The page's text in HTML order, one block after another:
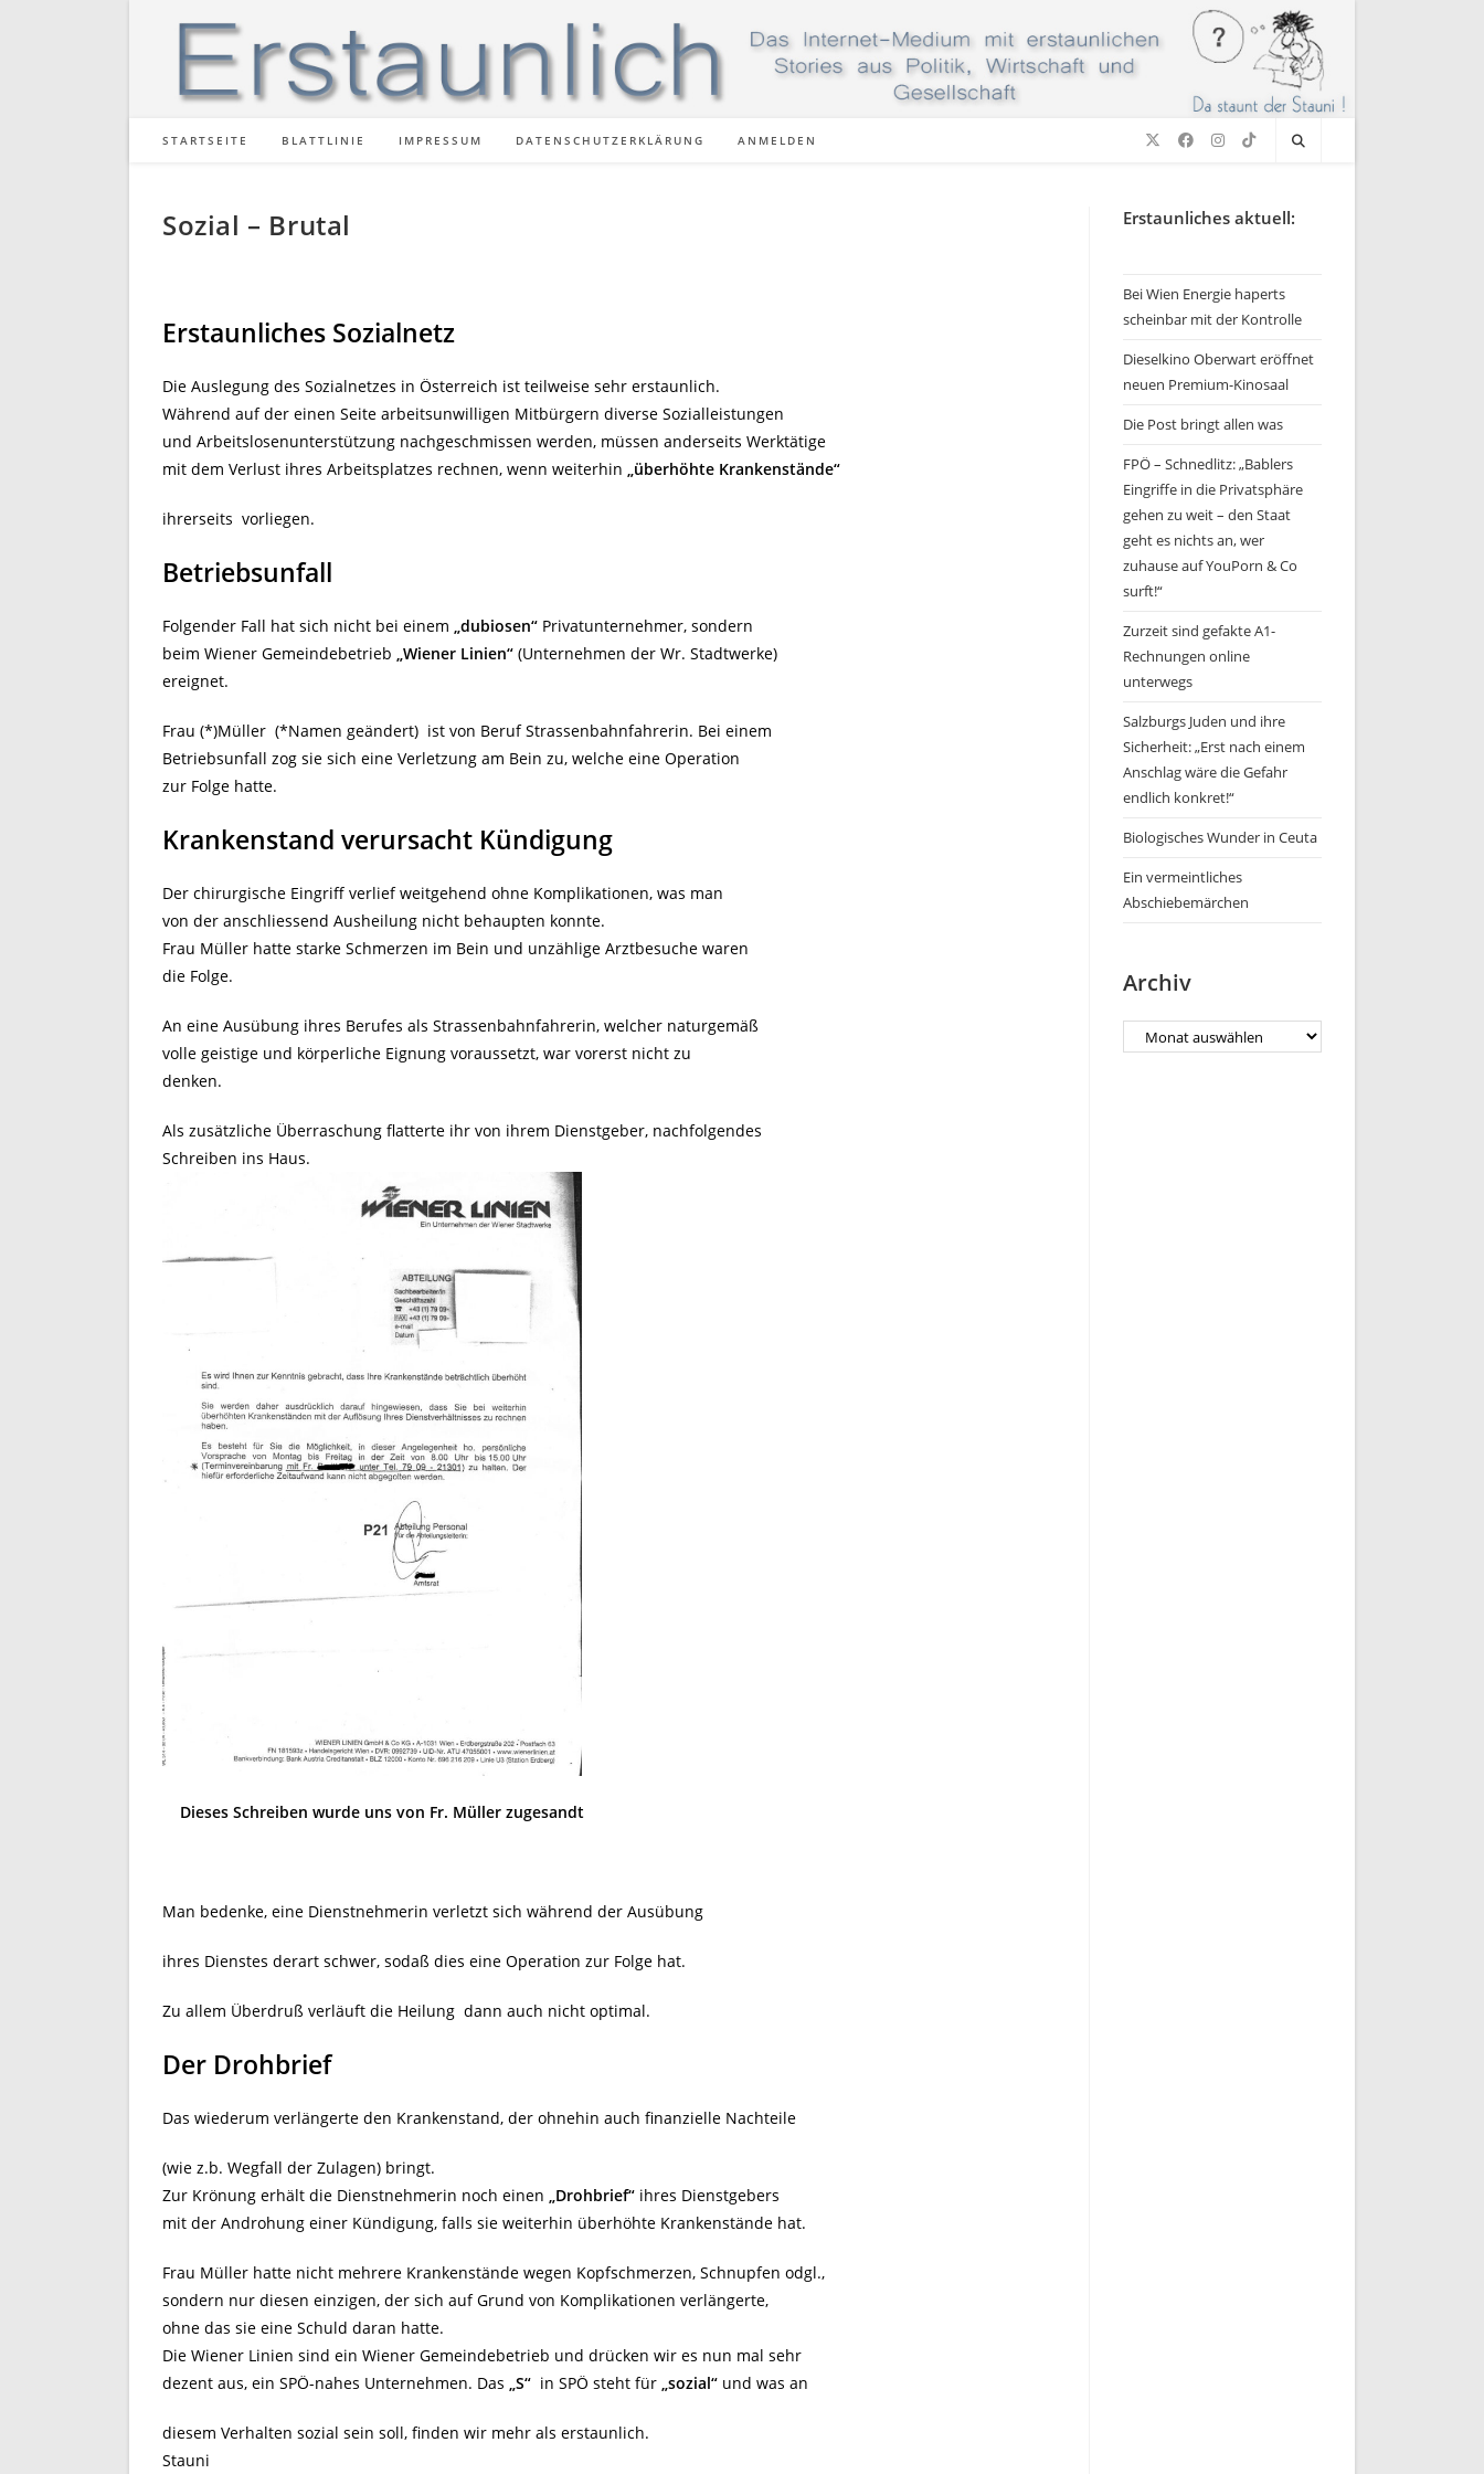
STARTSEITE BLATTLINIE IMPRESSUM DATENSCHUTZERKLÄRUNG ANMELDEN
Sozial – Brutal
Erstaunliches Sozialnetz
Die Auslegung des Sozialnetzes in Österreich ist teilweise sehr erstaunlich.
Während auf der einen Seite arbeitsunwilligen Mitbürgern diverse Sozialleistungen
und Arbeitslosenunterstützung nachgeschmissen werden, müssen anderseits Werktätige
mit dem Verlust ihres Arbeitsplatzes rechnen, wenn weiterhin „überhöhte Krankenstände“
ihrerseits vorliegen.
Betriebsunfall
Folgender Fall hat sich nicht bei einem „dubiosen“ Privatunternehmer, sondern
beim Wiener Gemeindebetrieb „Wiener Linien“ (Unternehmen der Wr. Stadtwerke)
ereignet.
Frau (*)Müller (*Namen geändert) ist von Beruf Strassenbahnfahrerin. Bei einem
Betriebsunfall zog sie sich eine Verletzung am Bein zu, welche eine Operation
zur Folge hatte.
Krankenstand verursacht Kündigung
Der chirurgische Eingriff verlief weitgehend ohne Komplikationen, was man
von der anschliessend Ausheilung nicht behaupten konnte.
Frau Müller hatte starke Schmerzen im Bein und unzählige Arztbesuche waren
die Folge.
An eine Ausübung ihres Berufes als Strassenbahnfahrerin, welcher naturgemäß
volle geistige und körperliche Eignung voraussetzt, war vorerst nicht zu
denken.
Als zusätzliche Überraschung flatterte ihr von ihrem Dienstgeber, nachfolgendes
Schreiben ins Haus.
Dieses Schreiben wurde uns von Fr. Müller zugesandt
Man bedenke, eine Dienstnehmerin verletzt sich während der Ausübung
ihres Dienstes derart schwer, sodaß dies eine Operation zur Folge hat.
Zu allem Überdruß verläuft die Heilung dann auch nicht optimal.
Der Drohbrief
Das wiederum verlängerte den Krankenstand, der ohnehin auch finanzielle Nachteile
(wie z.b. Wegfall der Zulagen) bringt.
Zur Krönung erhält die Dienstnehmerin noch einen
„Drohbrief“ ihres Dienstgebers
mit der Androhung einer Kündigung, falls sie weiterhin überhöhte Krankenstände hat.
Frau Müller hatte nicht mehrere Krankenstände wegen Kopfschmerzen, Schnupfen odgl.,
sondern nur diesen einzigen, der sich auf Grund von Komplikationen verlängerte,
ohne das sie eine Schuld daran hatte.
Die Wiener Linien sind ein Wiener Gemeindebetrieb und drücken wir es nun mal sehr
dezent aus, ein SPÖ-nahes Unternehmen. Das „S“ in SPÖ steht für „sozial“ und was an
diesem Verhalten sozial sein soll, finden wir mehr als erstaunlich.
Stauni
Erstaunliches aktuell:
Bei Wien Energie haperts
scheinbar mit der Kontrolle
Dieselkino Oberwart eröffnet
neuen Premium-Kinosaal
Die Post bringt allen was
FPÖ – Schnedlitz: „Bablers
Eingriffe in die Privatsphäre
gehen zu weit – den Staat
geht es nichts an, wer
zuhause auf YouPorn & Co
surft!“
Zurzeit sind gefakte A1-
Rechnungen online
unterwegs
Salzburgs Juden und ihre
Sicherheit: „Erst nach einem
Anschlag wäre die Gefahr
endlich konkret!“
Biologisches Wunder in Ceuta
Ein vermeintliches
Abschiebemärchen
Archiv
Archiv